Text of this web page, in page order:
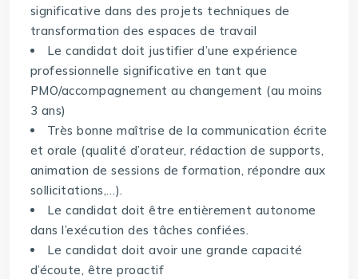
significative dans des projets techniques de
transformation des espaces de travail
Le candidat doit justifier d’une expérience
professionnelle significative en tant que
PMO/accompagnement au changement (au moins
3 ans)
Très bonne maîtrise de la communication écrite
et orale (qualité d’orateur, rédaction de supports,
animation de sessions de formation, répondre aux
sollicitations,…).
Le candidat doit être entièrement autonome
dans l’exécution des tâches confiées.
Le candidat doit avoir une grande capacité
d’écoute, être proactif